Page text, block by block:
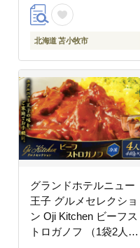
北海道 苫小牧市
グランドホテルニュー
王子 グルメセレクショ
ン Oji Kitchen ビーフス
トロガノフ （1袋2人